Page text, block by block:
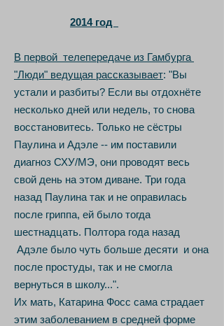
2014 год
В первой телепередаче из Гамбурга
"Люди" ведущая рассказывает: "Вы
устали и разбиты? Если вы отдохнёте
несколько дней или недель, то снова
восстановитесь. Только не сёстры
Паулина и Адэле -- им поставили
диагноз СХУ/МЭ, они проводят весь
свой день на этом диване. Три года
назад Паулина так и не оправилась
после гриппа, ей было тогда
шестнадцать. Полтора года назад
Адэле было чуть больше десяти и она
после простуды, так и не смогла
вернуться в школу...".
Их мать, Катарина Фосс сама страдает
этим заболеванием в средней форме